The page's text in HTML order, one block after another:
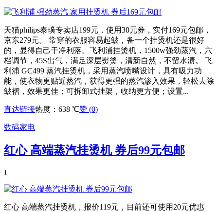
天猫philips泰璞专卖店199元，使用30元券，实付169元包邮，
京东279元。 常穿的衣服容易起皱，备一个挂烫机还是很好
的，显得自己干净利落。飞利浦挂烫机，1500w强劲蒸汽，六
档调节，45S出气，满足深层熨烫，清新自然，不留水渍。 飞
利浦 GC499 蒸汽挂烫机，采用蒸汽喷嘴设计，具有吸力功
能，使衣物更贴近蒸汽，获得更强的蒸汽渗入效果，轻松去除
皱褶，效果更佳；可拆卸式挂架，收纳更方便；设置...
直达链接热度：638 ℃赞 (0)
数码家电
红心 高端蒸汽挂烫机 券后99元包邮
1
红心 高端蒸汽挂烫机，报价119元，目前还可使用20元优惠